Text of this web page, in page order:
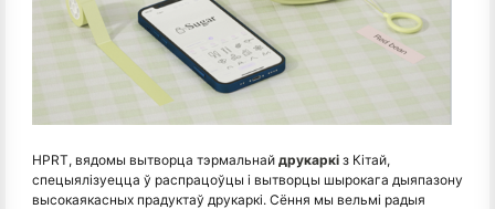
HPRT, вядомы вытворца тэрмальнай друкаркі з Кітай,
спецыялізуецца ў распрацоўцы і вытворцы шырокага дыяпазону
высокаякасных прадуктаў друкаркі. Сёння мы вельмі радыя